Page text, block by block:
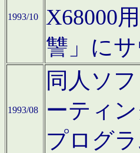
1993/10
X68000
讐」に
1993/08
同人ソ
ーティ
プログ